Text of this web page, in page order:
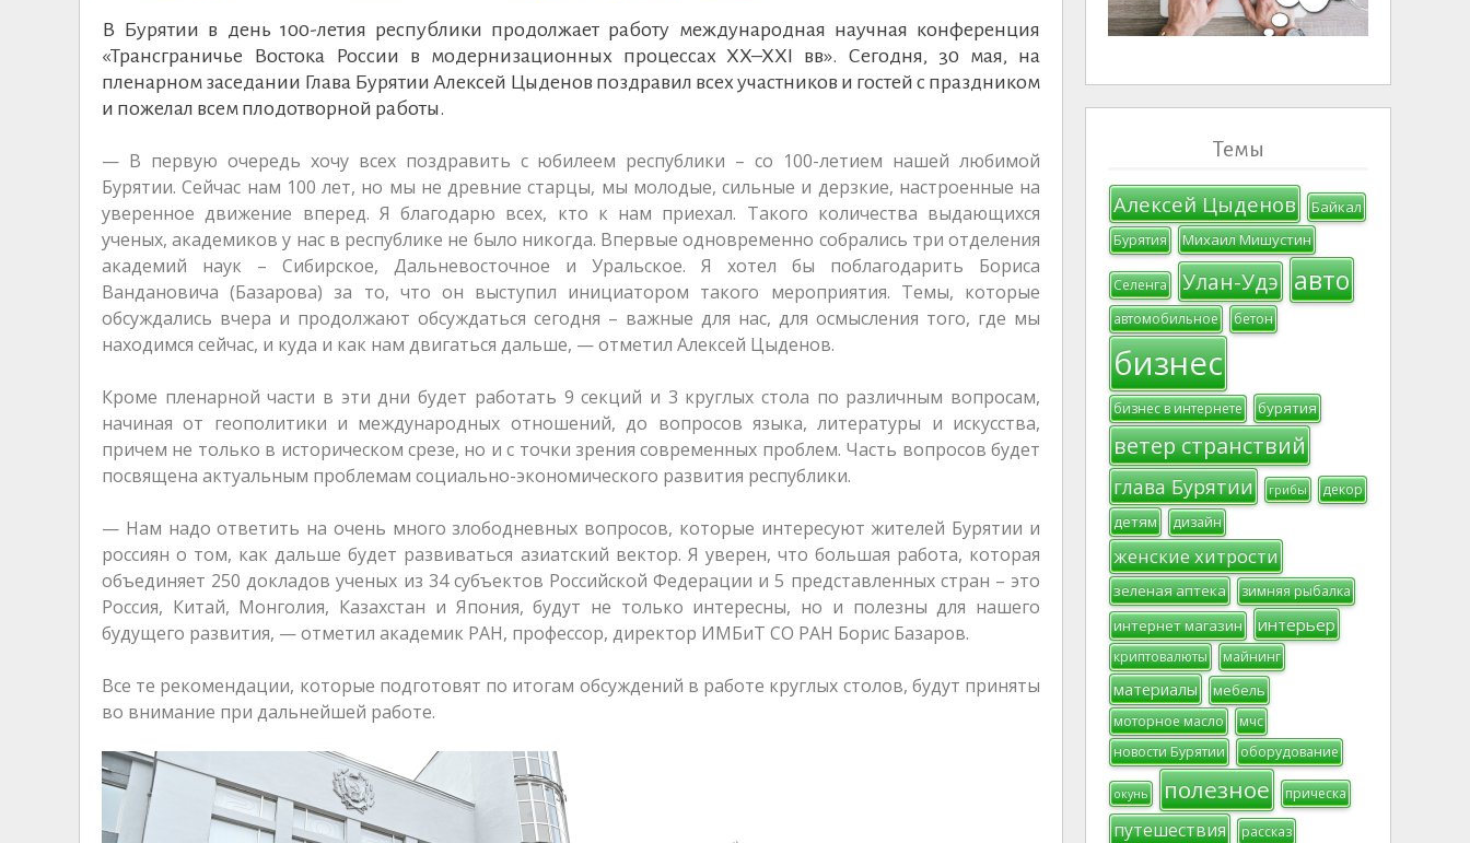
В Бурятии в день 100-летия республики продолжает работу международная научная конференция
«Трансграничье Востока России в модернизационных процессах XX–XXI вв». Сегодня, 30 мая, на
пленарном заседании Глава Бурятии Алексей Цыденов поздравил всех участников и гостей с праздником
и пожелал всем плодотворной работы.
— В первую очередь хочу всех поздравить с юбилеем республики – со 100-летием нашей любимой
Бурятии. Сейчас нам 100 лет, но мы не древние старцы, мы молодые, сильные и дерзкие, настроенные на
уверенное движение вперед. Я благодарю всех, кто к нам приехал. Такого количества выдающихся
ученых, академиков у нас в республике не было никогда. Впервые одновременно собрались три отделения
академий наук – Сибирское, Дальневосточное и Уральское. Я хотел бы поблагодарить Бориса
Вандановича (Базарова) за то, что он выступил инициатором такого мероприятия. Темы, которые
обсуждались вчера и продолжают обсуждаться сегодня – важные для нас, для осмысления того, где мы
находимся сейчас, и куда и как нам двигаться дальше, — отметил Алексей Цыденов.
Кроме пленарной части в эти дни будет работать 9 секций и 3 круглых стола по различным вопросам,
начиная от геополитики и международных отношений, до вопросов языка, литературы и искусства,
причем не только в историческом срезе, но и с точки зрения современных проблем. Часть вопросов будет
посвящена актуальным проблемам социально-экономического развития республики.
— Нам надо ответить на очень много злободневных вопросов, которые интересуют жителей Бурятии и
россиян о том, как дальше будет развиваться азиатский вектор. Я уверен, что большая работа, которая
объединяет 250 докладов ученых из 34 субъектов Российской Федерации и 5 представленных стран – это
Россия, Китай, Монголия, Казахстан и Япония, будут не только интересны, но и полезны для нашего
будущего развития, — отметил академик РАН, профессор, директор ИМБиТ СО РАН Борис Базаров.
Все те рекомендации, которые подготовят по итогам обсуждений в работе круглых столов, будут приняты
во внимание при дальнейшей работе.
Темы
Алексей Цыденов Байкал
Бурятия Михаил Мишустин
Селенга Улан-Удэ авто
автомобильное бетон
бизнес
бизнес в интернете бурятия
ветер странствий
глава Бурятии грибы декор
детям дизайн
женские хитрости
зеленая аптека зимняя рыбалка
интернет магазин интерьер
криптовалюты майнинг
материалы мебель
моторное масло
мчс
новости Бурятии
оборудование
окунь полезное прическа
путешествия рассказ